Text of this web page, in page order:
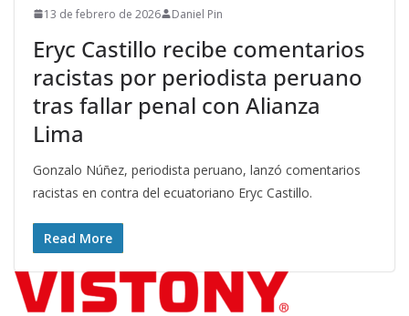
13 de febrero de 2026 Daniel Pin
Eryc Castillo recibe comentarios
racistas por periodista peruano
tras fallar penal con Alianza
Lima
Gonzalo Núñez, periodista peruano, lanzó comentarios
racistas en contra del ecuatoriano Eryc Castillo.
Read More